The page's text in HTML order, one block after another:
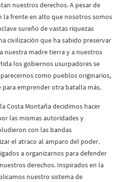
nuestros derechos. A pesar de
la frente en alto que nosotros somos
sureño de vastas riquezas
civilización que ha sabido preservar
nuestra madre tierra y a nuestros
los gobiernos usurpadores se
como pueblos originarios,
para emprender otra batalla más.
Costa Montaña decidimos hacer
las mismas autoridades y
con las bandas
el atraco al amparo del poder.
a organizarnos para defender
derechos. Inspirados en la
nuestro sistema de